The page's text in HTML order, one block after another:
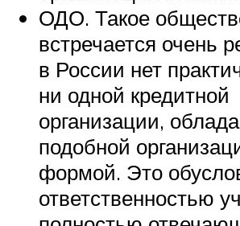
ОДО. Такое
встречается очень
в России нет
ни одной кредитной
организации,
подобной
формой. Это
ответственностью